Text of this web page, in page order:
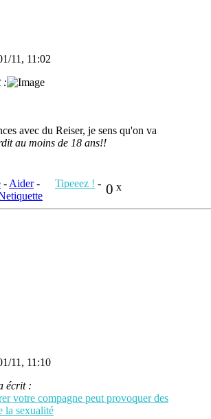
11, 11:02
:
avec du Reiser, je sens qu'on va
au moins de 18 ans!!
0 x
- Aider- Tipeeez ! -
11, 11:10
écrit :
votre compagne peut provoquer des
la sexualité